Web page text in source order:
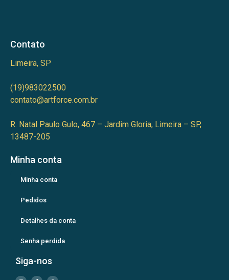
Contato
Limeira, SP
(19)983022500
contato@artforce.com.br
R. Natal Paulo Gulo, 467 – Jardim Gloria, Limeira – SP,
13487-205
Minha conta
Minha conta
Pedidos
Detalhes da conta
Senha perdida
Siga-nos